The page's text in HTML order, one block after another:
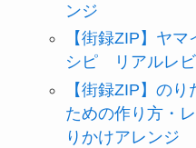
ンジ
【街録ZIP】ヤ
シピ リアルレビ
【街録ZIP】の
ための作り方・
りかけアレンジ